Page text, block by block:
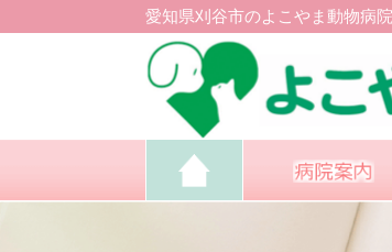
愛知県刈谷市のよこやま動物病